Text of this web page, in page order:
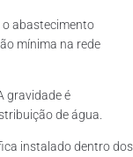
o abastecimento
mínima na rede
gravidade é
de água.
instalado dentro dos